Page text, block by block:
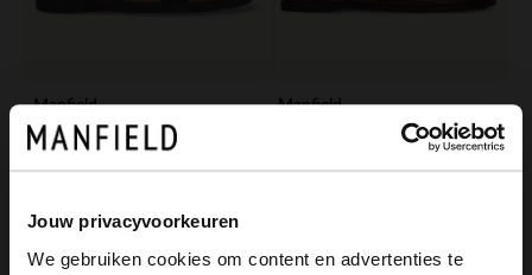
Jouw privacyvoorkeuren
We gebruiken cookies om content en advertenties te
Manfield
Bruine suède slippers
84.98
42.50
Manfield
Taupe suède slippers
89.98
45.00